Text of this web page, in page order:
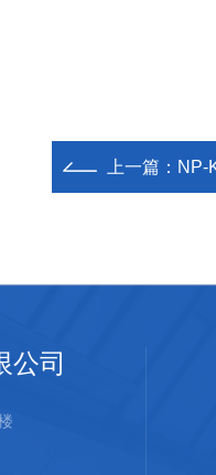
上一篇： NP-
公司